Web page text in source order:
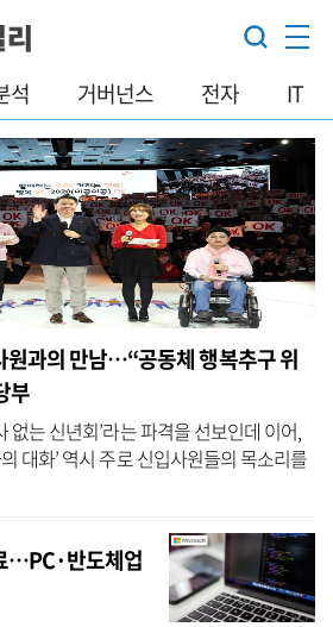
석 거버넌스 전자 IT
원과의 만남…“공동체 행복추구 위
부
없는 신년회’라는 파격을 선보인데 이어,
대화’ 역시 주로 신입사원들의 목소리를
진행했다. SK는 15일 서울 광장동 워커
…PC·반도체업